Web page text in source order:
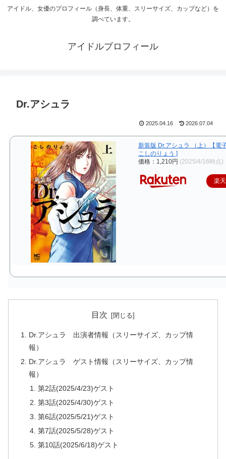
アイドル、女優のプロフィール（身長、体重、スリーサイズ、カップなど）を
調べています。
アイドルプロフィール
Dr.アシュラ
2025.04.16 2026.07.04
新装版 Dr.アシュラ （上）【電
こしのりょう ]
価格：1,210円 (2025/4/16時点)
楽
目次
Dr.アシュラ 出演者情報（スリーサイズ、カップ情
報）
Dr.アシュラ ゲスト情報（スリーサイズ、カップ情
報）
第2話(2025/4/23)ゲスト
第3話(2025/4/30)ゲスト
第6話(2025/5/21)ゲスト
第7話(2025/5/28)ゲスト
第10話(2025/6/18)ゲスト